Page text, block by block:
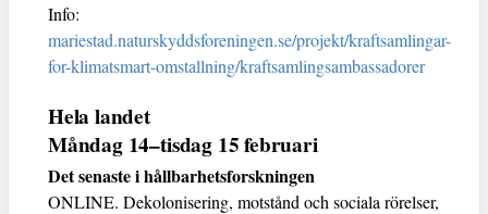
Info:
mariestad.naturskyddsforeningen.se/projekt/kraftsamlingar-
for-klimatsmart-omstallning/kraftsamlingsambassadorer
Hela landet
Måndag 14–tisdag 15 februari
Det senaste i hållbarhetsforskningen
ONLINE. Dekolonisering, motstånd och sociala rörelser,